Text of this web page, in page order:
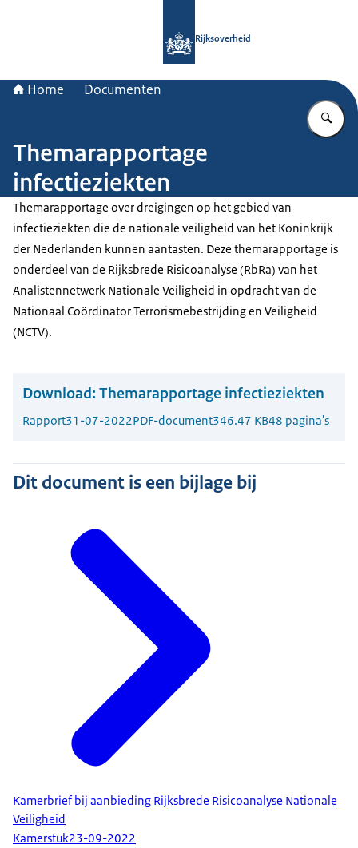
Rijksoverheid
Home Documenten
Themarapportage
infectieziekten
Themarapportage over dreigingen op het gebied van
infectieziekten die de nationale veiligheid van het Koninkrijk
der Nederlanden kunnen aantasten. Deze themarapportage is
onderdeel van de Rijksbrede Risicoanalyse (RbRa) van het
Analistennetwerk Nationale Veiligheid in opdracht van de
Nationaal Coördinator Terrorismebestrijding en Veiligheid
(NCTV).
Download: Themarapportage infectieziekten
Rapport31-07-2022PDF-document346.47 KB48 pagina's
Dit document is een bijlage bij
Kamerbrief bij aanbieding Rijksbrede Risicoanalyse Nationale
Veiligheid
Kamerstuk23-09-2022